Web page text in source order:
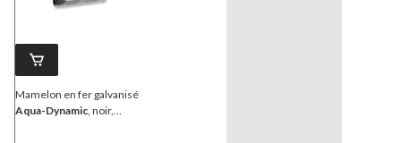
Mamelon en fer galvanisé
Aqua-Dynamic, noir,